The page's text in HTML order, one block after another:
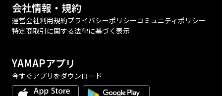
会社情報・規約
運営会社利用規約プライバシーポリシーコミュニティポリシー
特定商取引に関する法律に基づく表示
YAMAPアプリ
今すぐアプリをダウンロード